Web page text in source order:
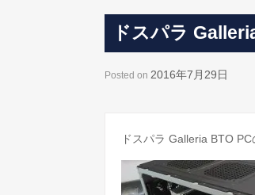
ドスパラ
Posted on 2016年7月29日
ドスパラ Galleria BTO